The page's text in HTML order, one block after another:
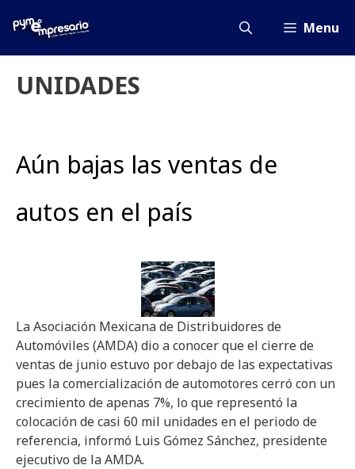
Menu
UNIDADES
Aún bajas las ventas de
autos en el país
La Asociación Mexicana de Distribuidores de
Automóviles (AMDA) dio a conocer que el cierre de
ventas de junio estuvo por debajo de las expectativas
pues la comercialización de automotores cerró con un
crecimiento de apenas 7%, lo que representó la
colocación de casi 60 mil unidades en el periodo de
referencia, informó Luis Gómez Sánchez, presidente
ejecutivo de la AMDA.